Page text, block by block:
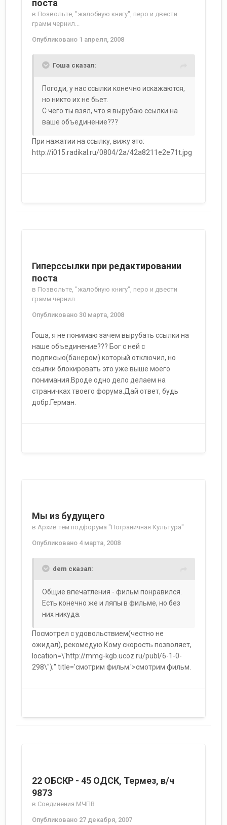
поста
в Позвольте, "жалобную книгу", перо и двести
грамм чернил...
Опубликовано 1 апреля, 2008
Гоша сказал:
Погоди, у нас ссылки конечно искажаются,
но никто их не бьет.
С чего ты взял, что я вырубаю ссылки на
ваше объединение???
При нажатии на ссылку, вижу это:
http://i015.radikal.ru/0804/2a/42a8211e2e71t.jpg
Гиперссылки при редактировании
поста
в Позвольте, "жалобную книгу", перо и двести
грамм чернил...
Опубликовано 30 марта, 2008
Гоша, я не понимаю зачем вырубать ссылки на
наше объединение??? Бог с ней с
подписью(банером) который отключил, но
ссылки блокировать это уже выше моего
понимания.Вроде одно дело делаем на
страничках твоего форума.Дай ответ, будь
добр.Герман.
Мы из будущего
в Архив тем подфорума "Пограничная Культура"
Опубликовано 4 марта, 2008
dem сказал:
Общие впечатления - фильм понравился.
Есть конечно же и ляпы в фильме, но без
них никуда.
Посмотрел с удовольствием(честно не
ожидал), рекомедую.Кому скорость позволяет,
location=\'http://mmg-kgb.ucoz.ru/publ/6-1-0-
298\'');" title='смотрим фильм.'>смотрим фильм.
22 ОБСКР - 45 ОДСК, Термез, в/ч
9873
в Соединения МЧПВ
Опубликовано 27 декабря, 2007